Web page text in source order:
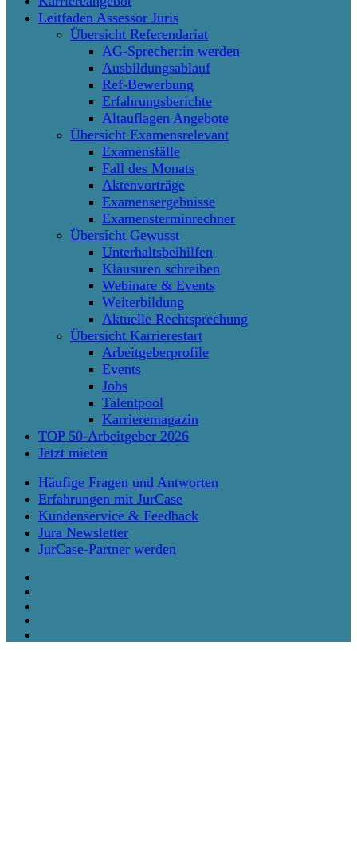
Leitfaden Assessor Juris
Übersicht Referendariat
AG-Sprecher:in werden
Ausbildungsablauf
Ref-Bewerbung
Erfahrungsberichte
Altauflagen Angebote
Übersicht Examensrelevant
Examensfälle
Fall des Monats
Aktenvorträge
Examensergebnisse
Examensterminrechner
Übersicht Gewusst
Unterhaltsbeihilfen
Klausuren schreiben
Webinare & Events
Weiterbildung
Aktuelle Rechtsprechung
Übersicht Karrierestart
Arbeitgeberprofile
Events
Jobs
Talentpool
Karrieremagazin
TOP 50-Arbeitgeber 2026
Jetzt mieten
Häufige Fragen und Antworten
Erfahrungen mit JurCase
Kundenservice & Feedback
Jura Newsletter
JurCase-Partner werden